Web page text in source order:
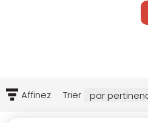
Affinez Trier